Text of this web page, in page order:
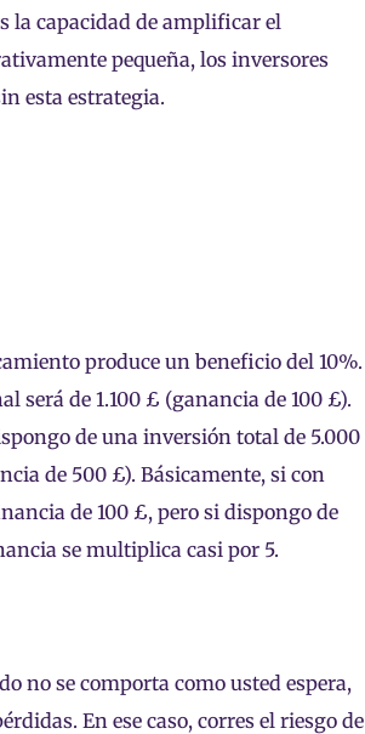
la capacidad de amplificar el
pequeña, los inversores
esta estrategia.
produce un beneficio del 10%.
será de 1.100 £ (ganancia de 100 £).
de una inversión total de 5.000
de 500 £). Básicamente, si con
de 100 £, pero si dispongo de
se multiplica casi por 5.
no se comporta como usted espera,
En ese caso, corres el riesgo de